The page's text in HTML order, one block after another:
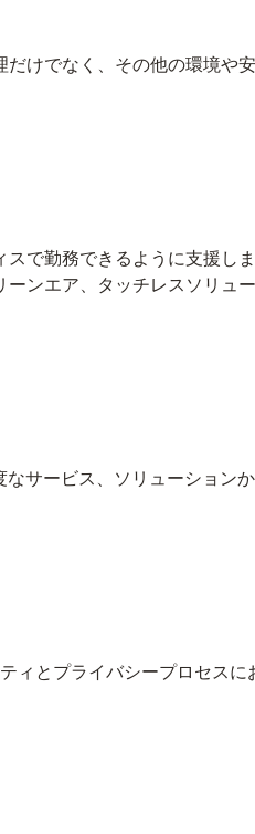
けでなく、その他の環境や
で勤務できるように支援し
ンエア、タッチレスソリュ
サービス、ソリューション
ィとプライバシープロセスに